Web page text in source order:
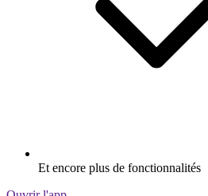
Et encore plus de fonctionnalités